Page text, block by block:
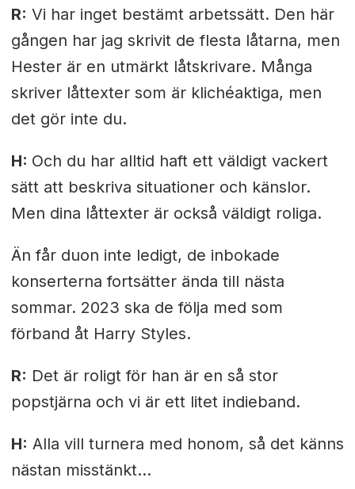
R: Vi har inget bestämt arbetssätt. Den här
gången har jag skrivit de flesta låtarna, men
Hester är en utmärkt låtskrivare. Många
skriver låttexter som är klichéaktiga, men
det gör inte du.
H: Och du har alltid haft ett väldigt vackert
sätt att beskriva situationer och känslor.
Men dina låttexter är också väldigt roliga.
Än får duon inte ledigt, de inbokade
konserterna fortsätter ända till nästa
sommar. 2023 ska de följa med som
förband åt Harry Styles.
R: Det är roligt för han är en så stor
popstjärna och vi är ett litet indieband.
H: Alla vill turnera med honom, så det känns
nästan misstänkt…